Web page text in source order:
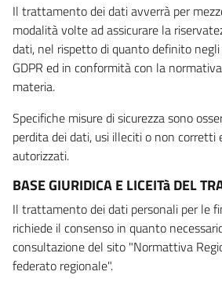
Il trattamento dei dati avverrà per
modalità volte ad assicurare la
dati, nel rispetto di quanto definito
GDPR ed in conformità con la
materia.
Specifiche misure di sicurezza sono
perdita dei dati, usi illeciti o non corretti
autorizzati.
BASE GIURIDICA E LICEITà DEL
Il trattamento dei dati personali per le
richiede il consenso in quanto
consultazione del sito "Normattiva
federato regionale".